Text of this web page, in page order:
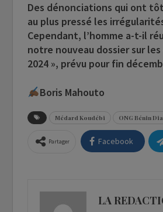
Des dénonciations qui ont
au plus pressé les
Cependant, l’homme a-t-il
notre nouveau dossier sur
2024 », prévu pour fin
Boris Mahouto
Médard Koudébi ONG Bénin
Partager Facebook
LA